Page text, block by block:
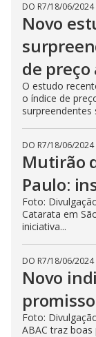
DO R7/18/06/2024
Novo
de
O estudo
o índice de
surpreendentes
DO R7/18/06/2024
Mutirão
Paulo:
Foto:
Catarata em
iniciativa...
DO R7/18/06/2024
Novo
Foto:
ABAC traz